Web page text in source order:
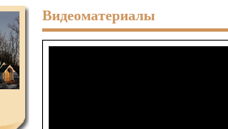
Видеоматериалы